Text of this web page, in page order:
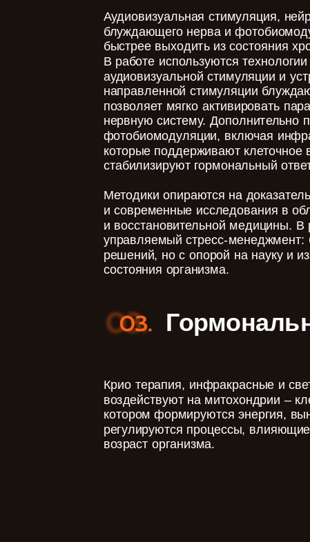
Аудиовизуальная стимуляция,
блуждающего нерва и
быстрее выходить из состояния
В работе используются
аудиовизуальной стимуляции и
направленной стимуляции
позволяет мягко активировать
нервную систему. Дополнительно
фотобиомодуляции, включая
которые поддерживают клеточное
стабилизируют гормональный
Методики опираются на
и современные исследования в
и восстановительной медицины. В
управляемый стресс-менеджмент:
решений, но с опорой на науку и
состояния организма.
Крио терапия, инфракрасные и
воздействуют на митохондрии –
котором формируются энергия,
регулируются процессы,
возраст организма.